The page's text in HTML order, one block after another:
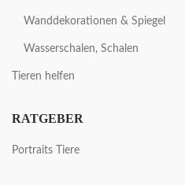
Wanddekorationen & Spiegel
Wasserschalen, Schalen
Tieren helfen
RATGEBER
Portraits Tiere